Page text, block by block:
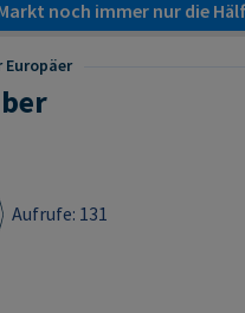
noch immer nur die
Aufrufe: 131